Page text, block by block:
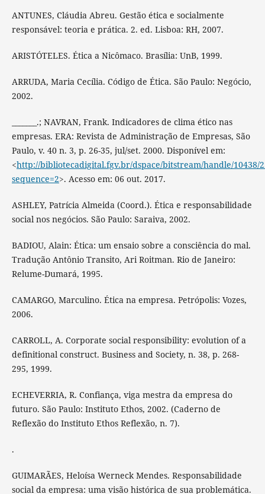
ANTUNES, Cláudia Abreu. Gestão ética e socialmente
responsável: teoria e prática. 2. ed. Lisboa: RH, 2007.
ARISTÓTELES. Ética a Nicômaco. Brasília: UnB, 1999.
ARRUDA, Maria Cecília. Código de Ética. São Paulo: Negócio,
2002.
_______.; NAVRAN, Frank. Indicadores de clima ético nas
empresas. ERA: Revista de Administração de Empresas, São
Paulo, v. 40 n. 3, p. 26-35, jul/set. 2000. Disponível em:
<http://bibliotecadigital.fgv.br/dspace/bitstream/handle/10438/
sequence=2>. Acesso em: 06 out. 2017.
ASHLEY, Patrícia Almeida (Coord.). Ética e responsabilidade
social nos negócios. São Paulo: Saraiva, 2002.
BADIOU, Alain: Ética: um ensaio sobre a consciência do mal.
Tradução Antônio Transito, Ari Roitman. Rio de Janeiro:
Relume-Dumará, 1995.
CAMARGO, Marculino. Ética na empresa. Petrópolis: Vozes,
2006.
CARROLL, A. Corporate social responsibility: evolution of a
definitional construct. Business and Society, n. 38, p. 268-
295, 1999.
ECHEVERRIA, R. Confiança, viga mestra da empresa do
futuro. São Paulo: Instituto Ethos, 2002. (Caderno de
Reflexão do Instituto Ethos Reflexão, n. 7).
.
GUIMARÃES, Heloísa Werneck Mendes. Responsabilidade
social da empresa: uma visão histórica de sua problemática.